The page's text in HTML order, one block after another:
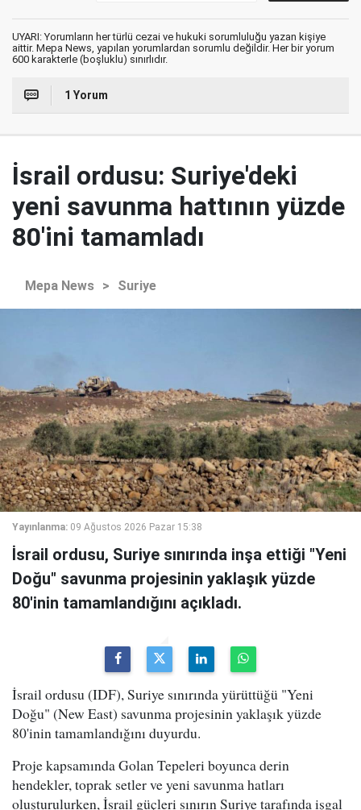
UYARI: Yorumların her türlü cezai ve hukuki sorumluluğu yazan kişiye
aittir. Mepa News, yapılan yorumlardan sorumlu değildir. Her bir yorum
600 karakterle (boşluklu) sınırlıdır.
1 Yorum
İsrail ordusu: Suriye'deki
yeni savunma hattının yüzde
80'ini tamamladı
Mepa News > Suriye
Yayınlanma: 09 Ağustos 2026 Pazar 15:38
İsrail ordusu, Suriye sınırında inşa ettiği "Yeni
Doğu" savunma projesinin yaklaşık yüzde
80'inin tamamlandığını açıkladı.
İsrail ordusu (IDF), Suriye sınırında yürüttüğü "Yeni
Doğu" (New East) savunma projesinin yaklaşık yüzde
80'inin tamamlandığını duyurdu.
Proje kapsamında Golan Tepeleri boyunca derin
hendekler, toprak setler ve yeni savunma hatları
oluşturulurken, İsrail güçleri sınırın Suriye tarafında işgal